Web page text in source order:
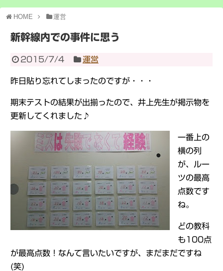
HOME 運営
新幹線内での事件に思う
2015/7/4 運営
昨日貼り忘れてしまったのですが・・・
期末テストの結果が出揃ったので、井上先生が掲示物を
更新してくれました♪
一番上の
横の列
が、ルー
ツの最高
点数です
ね。
どの教科
も100点
が最高点数！なんて言いたいですが、まだまだですね
(笑)